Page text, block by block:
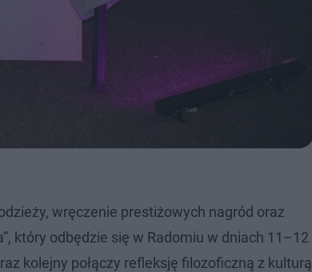
wręczenie prestiżowych nagród oraz
który odbędzie się w Radomiu w dniach 11–12
kolejny połączy refleksję filozoficzną z kulturą